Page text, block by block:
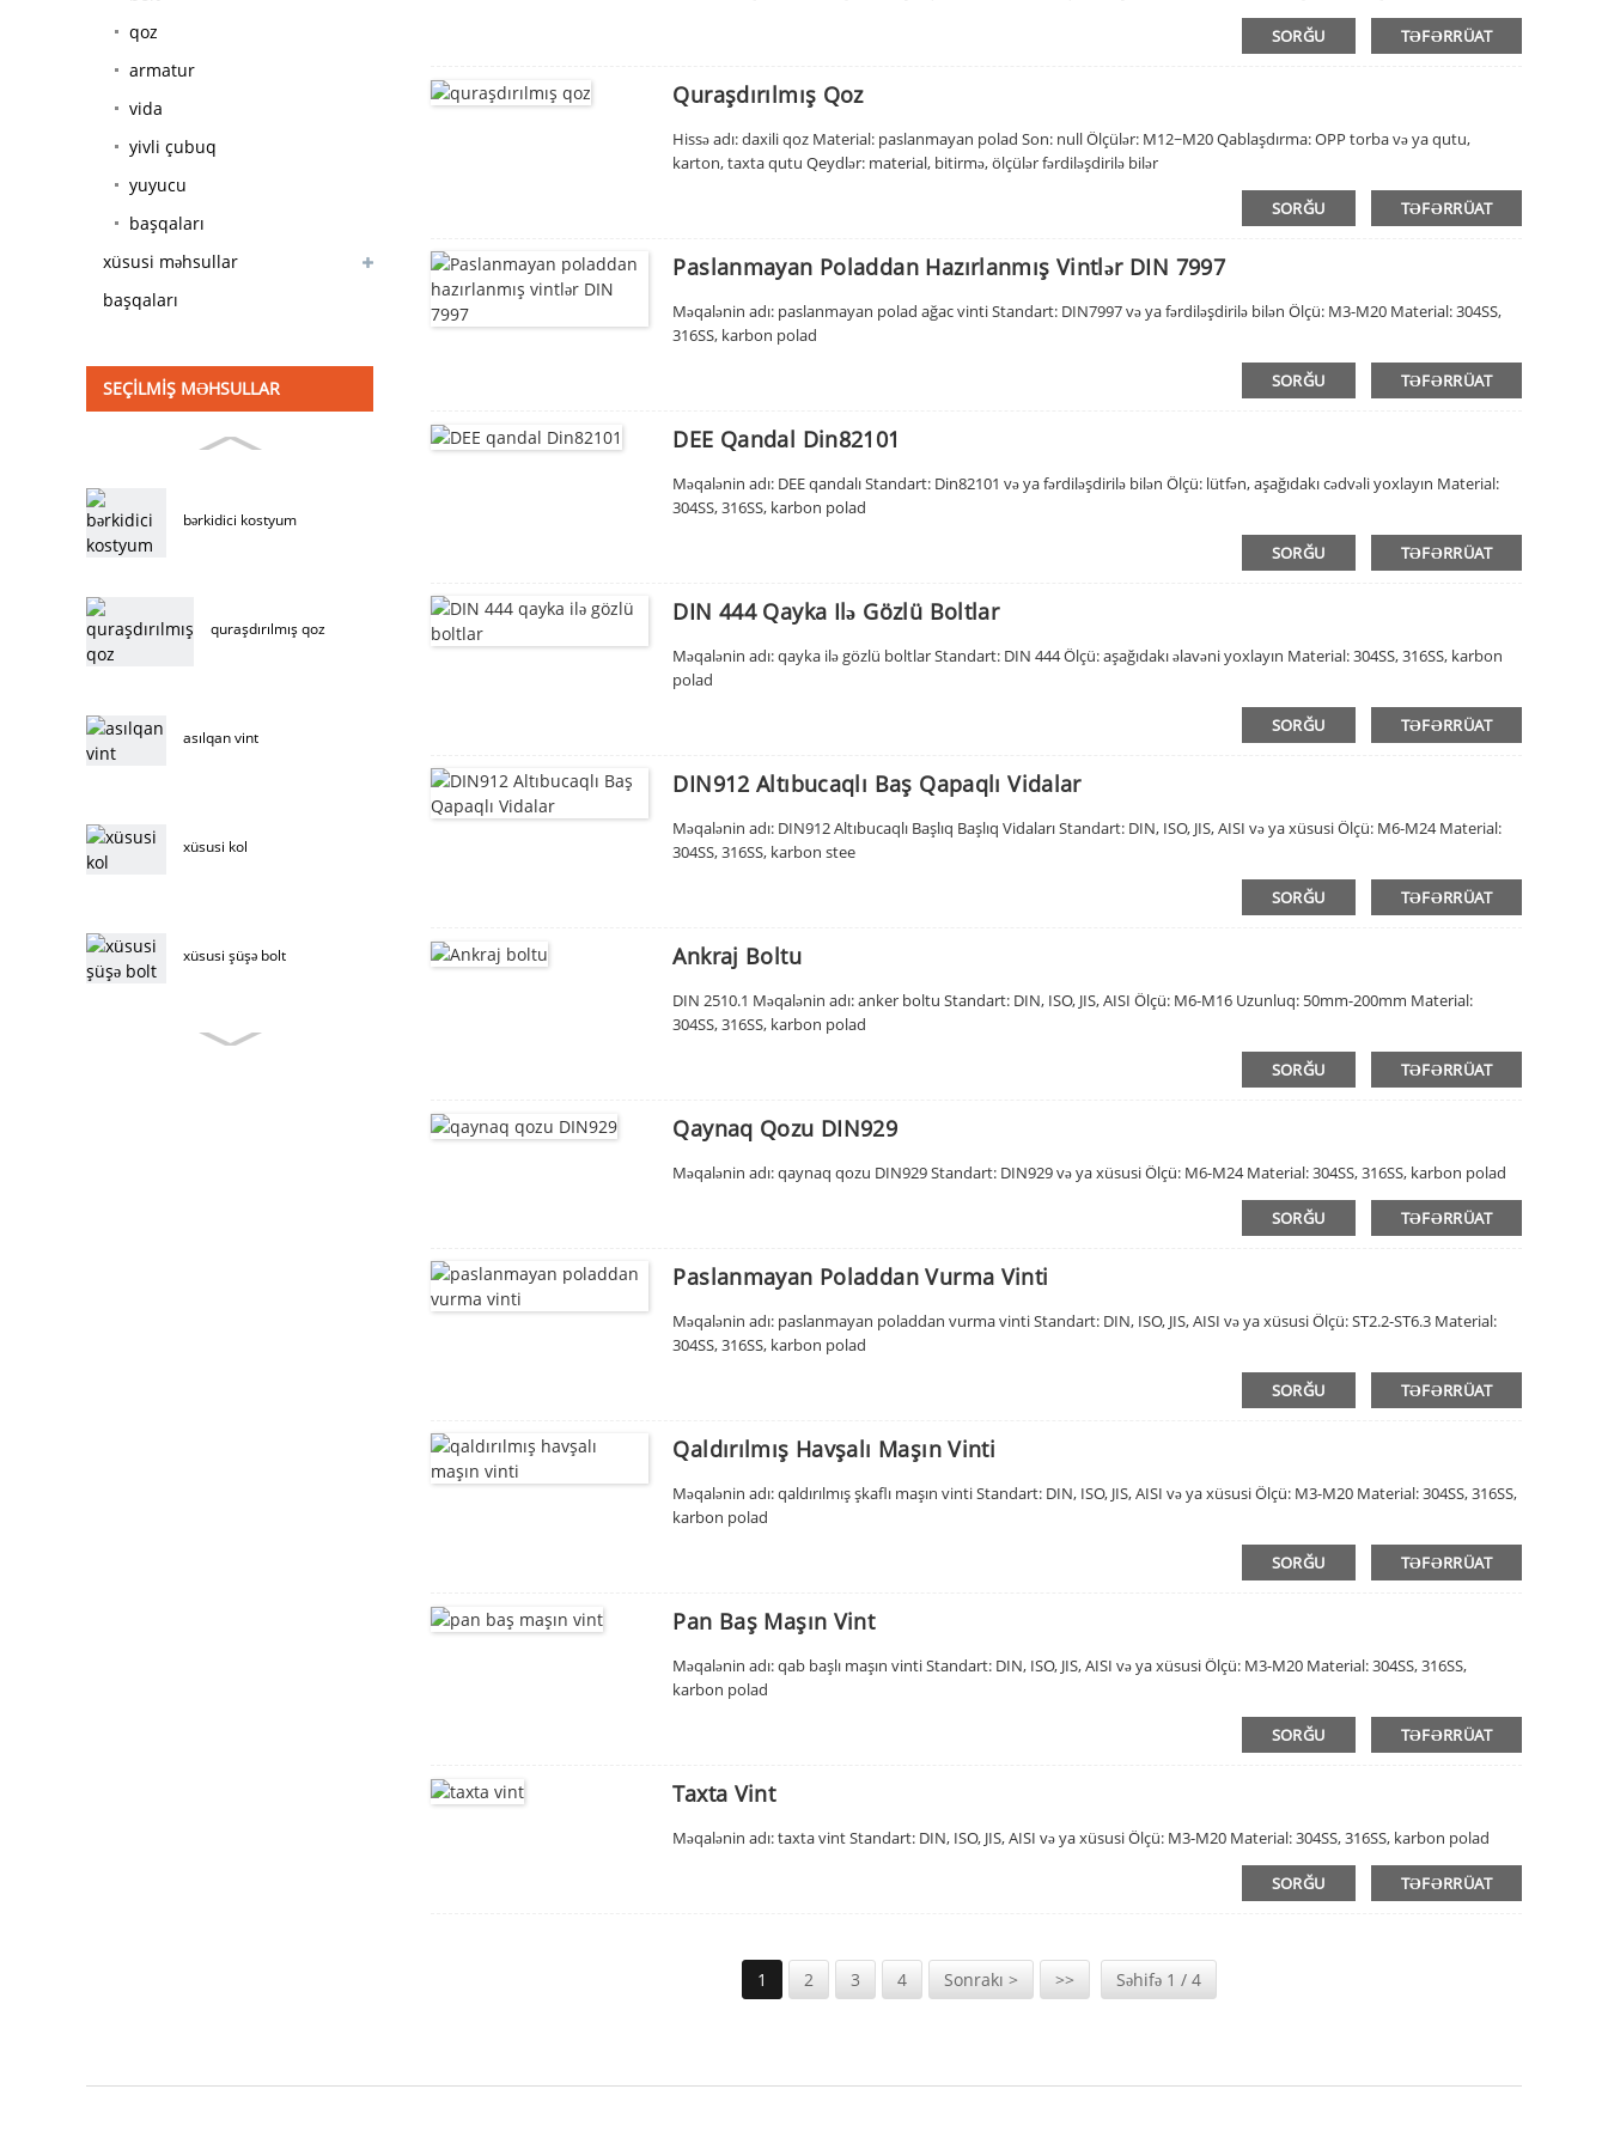
qoz
armatur
vida
yivli çubuq
yuyucu
başqaları
xüsusi məhsullar
başqaları
SEÇILMIŞ MƏHSULLAR
bərkidici kostyum
quraşdırılmış qoz
asılqan vint
xüsusi kol
xüsusi şüşə bolt
SORĞU TƏFƏRRÜAT
Quraşdırılmış Qoz
Hissə adı: daxili qoz Material: paslanmayan polad Son: null Ölçülər: M12~M20 Qablaşdırma: OPP torba və ya qutu,
karton, taxta qutu Qeydlər: material, bitirmə, ölçülər fərdiləşdirilə bilər
SORĞU TƏFƏRRÜAT
Paslanmayan Poladdan Hazırlanmış Vintlər DIN 7997
Məqalənin adı: paslanmayan polad ağac vinti Standart: DIN7997 və ya fərdiləşdirilə bilən Ölçü: M3-M20 Material: 304SS,
316SS, karbon polad
SORĞU TƏFƏRRÜAT
DEE Qandal Din82101
Məqalənin adı: DEE qandalı Standart: Din82101 və ya fərdiləşdirilə bilən Ölçü: lütfən, aşağıdakı cədvəli yoxlayın Material:
304SS, 316SS, karbon polad
SORĞU TƏFƏRRÜAT
DIN 444 Qayka Ilə Gözlü Boltlar
Məqalənin adı: qayka ilə gözlü boltlar Standart: DIN 444 Ölçü: aşağıdakı əlavəni yoxlayın Material: 304SS, 316SS, karbon
polad
SORĞU TƏFƏRRÜAT
DIN912 Altıbucaqlı Baş Qapaqlı Vidalar
Məqalənin adı: DIN912 Altıbucaqlı Başlıq Başlıq Vidaları Standart: DIN, ISO, JIS, AISI və ya xüsusi Ölçü: M6-M24 Material:
304SS, 316SS, karbon stee
SORĞU TƏFƏRRÜAT
Ankraj Boltu
DIN 2510.1 Məqalənin adı: anker boltu Standart: DIN, ISO, JIS, AISI Ölçü: M6-M16 Uzunluq: 50mm-200mm Material:
304SS, 316SS, karbon polad
SORĞU TƏFƏRRÜAT
Qaynaq Qozu DIN929
Məqalənin adı: qaynaq qozu DIN929 Standart: DIN929 və ya xüsusi Ölçü: M6-M24 Material: 304SS, 316SS, karbon polad
SORĞU TƏFƏRRÜAT
Paslanmayan Poladdan Vurma Vinti
Məqalənin adı: paslanmayan poladdan vurma vinti Standart: DIN, ISO, JIS, AISI və ya xüsusi Ölçü: ST2.2-ST6.3 Material:
304SS, 316SS, karbon polad
SORĞU TƏFƏRRÜAT
Qaldırılmış Havşalı Maşın Vinti
Məqalənin adı: qaldırılmış şkaflı maşın vinti Standart: DIN, ISO, JIS, AISI və ya xüsusi Ölçü: M3-M20 Material: 304SS, 316SS,
karbon polad
SORĞU TƏFƏRRÜAT
Pan Baş Maşın Vint
Məqalənin adı: qab başlı maşın vinti Standart: DIN, ISO, JIS, AISI və ya xüsusi Ölçü: M3-M20 Material: 304SS, 316SS,
karbon polad
SORĞU TƏFƏRRÜAT
Taxta Vint
Məqalənin adı: taxta vint Standart: DIN, ISO, JIS, AISI və ya xüsusi Ölçü: M3-M20 Material: 304SS, 316SS, karbon polad
SORĞU TƏFƏRRÜAT
1 2 3 4 Sonrakı > >> Səhifə 1 / 4